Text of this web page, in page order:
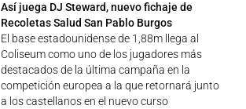
Así juega DJ Steward, nuevo fichaje de
Recoletas Salud San Pablo Burgos
El base estadounidense de 1,88m llega al
Coliseum como uno de los jugadores más
destacados de la última campaña en la
competición europea a la que retornará junto
a los castellanos en el nuevo curso